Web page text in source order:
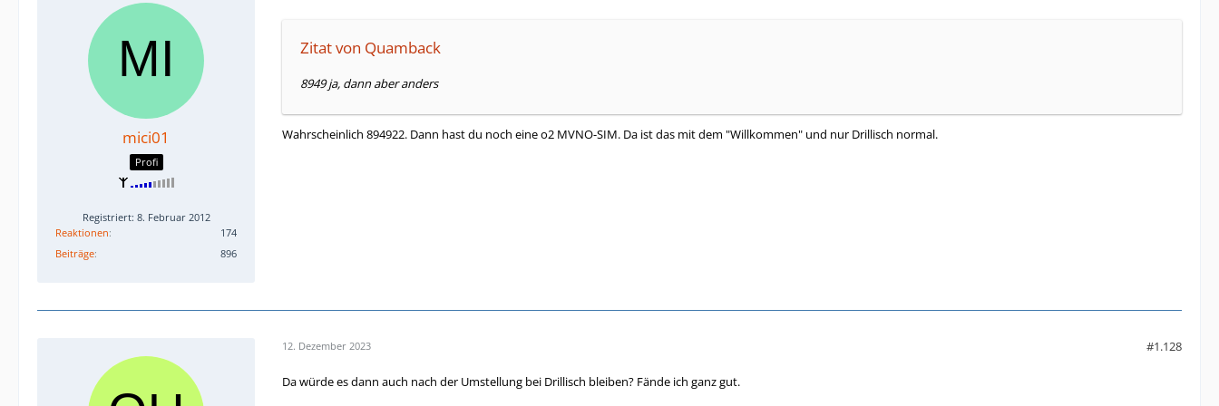
mici01
Profi
Registriert: 8. Februar 2012
Reaktionen
174
Beiträge
896
Zitat von Quamback
8949 ja, dann aber anders
Wahrscheinlich 894922. Dann hast du noch eine o2 MVNO-SIM. Da ist das mit dem "Willkommen" und nur Drillisch normal.
12. Dezember 2023 #1.128
Da würde es dann auch nach der Umstellung bei Drillisch bleiben? Fände ich ganz gut.